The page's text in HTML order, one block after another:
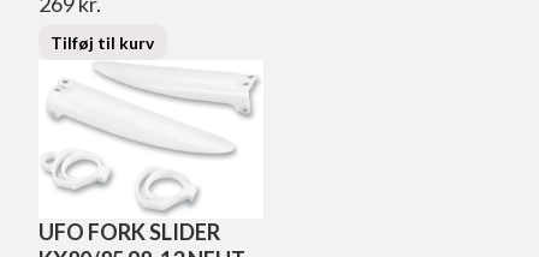
Tilføj til kurv
UFO FORK SLIDER